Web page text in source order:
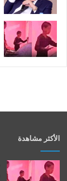
الأكثر مشاهدة